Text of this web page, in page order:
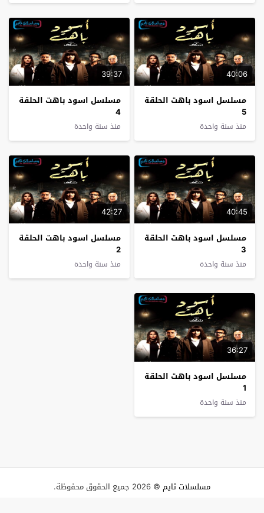
40:06
مسلسل اسود باهت الحلقة
5
منذ سنة واحدة
39:37
مسلسل اسود باهت الحلقة
4
منذ سنة واحدة
40:45
مسلسل اسود باهت الحلقة
3
منذ سنة واحدة
42:27
مسلسل اسود باهت الحلقة
2
منذ سنة واحدة
36:27
مسلسل اسود باهت الحلقة
1
منذ سنة واحدة
مسلسلات تايم © 2026 جميع الحقوق محفوظة.